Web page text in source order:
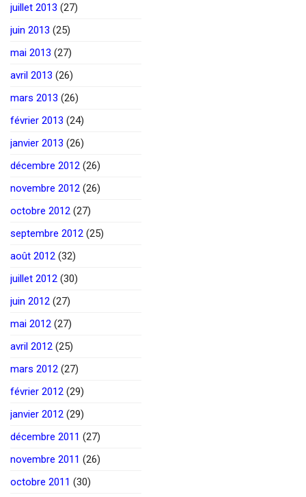
juillet 2013 (27)
juin 2013 (25)
mai 2013 (27)
avril 2013 (26)
mars 2013 (26)
février 2013 (24)
janvier 2013 (26)
décembre 2012 (26)
novembre 2012 (26)
octobre 2012 (27)
septembre 2012 (25)
août 2012 (32)
juillet 2012 (30)
juin 2012 (27)
mai 2012 (27)
avril 2012 (25)
mars 2012 (27)
février 2012 (29)
janvier 2012 (29)
décembre 2011 (27)
novembre 2011 (26)
octobre 2011 (30)